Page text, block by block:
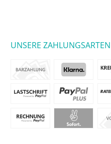
UNSERE ZAHLUNGSARTEN